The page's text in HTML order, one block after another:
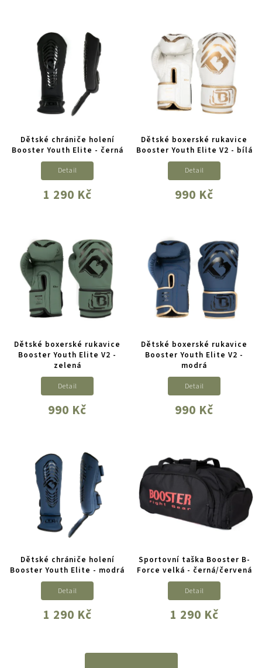
Dětské chrániče holení
Booster Youth Elite - černá
1 290 Kč
Detail
Dětské boxerské rukavice
Booster Youth Elite V2 - bílá
990 Kč
Detail
Dětské boxerské rukavice
Booster Youth Elite V2 -
zelená
990 Kč
Detail
Dětské boxerské rukavice
Booster Youth Elite V2 -
modrá
990 Kč
Detail
Dětské chrániče holení
Booster Youth Elite - modrá
1 290 Kč
Detail
Sportovní taška Booster B-
Force velká - černá/červená
1 290 Kč
Detail